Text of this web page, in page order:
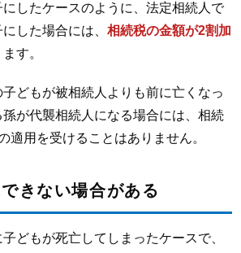
したケースのように、法定相続人で
した場合には、相続税の金額が2割加
す。
どもが被相続人よりも前に亡くなっ
が代襲相続人になる場合には、相続
適用を受けることはありません。
きない場合がある
どもが死亡してしまったケースで、